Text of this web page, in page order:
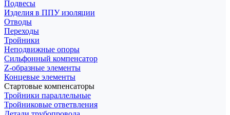
Подвесы
Изделия в ППУ изоляции
Отводы
Переходы
Тройники
Неподвижные опоры
Cильфонный компенсатор
Z-образные элементы
Концевые элементы
Стартовые компенсаторы
Тройники параллельные
Тройниковые ответвления